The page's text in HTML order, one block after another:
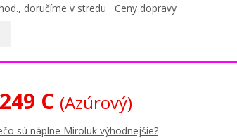
doručíme v stredu Ceny dopravy
C (Azúrový)
sú náplne Miroluk výhodnejšie?